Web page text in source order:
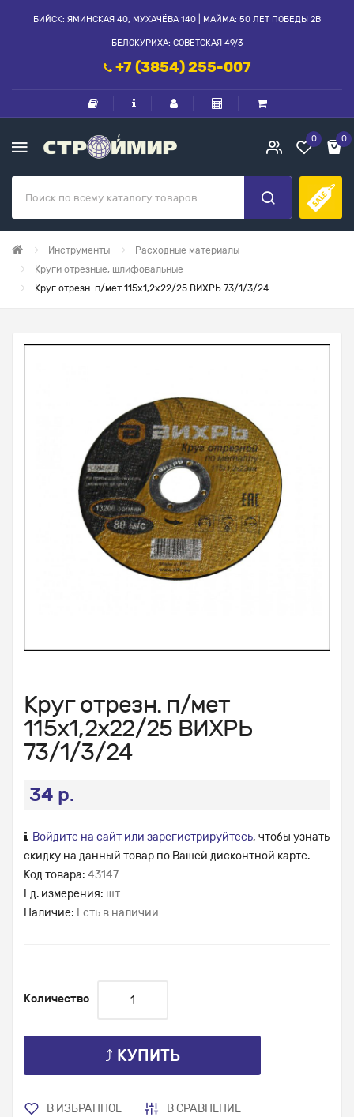
БИЙСК: ЯМИНСКАЯ 40, МУХАЧЁВА 140 | МАЙМА: 50 ЛЕТ ПОБЕДЫ 2В
БЕЛОКУРИХА: СОВЕТСКАЯ 49/3
+7 (3854) 255-007
0 0
Инструменты
Расходные материалы
Круги отрезные, шлифовальные
Круг отрезн. п/мет 115х1,2х22/25 ВИХРЬ 73/1/3/24
Круг отрезн. п/мет
115х1,2х22/25 ВИХРЬ
73/1/3/24
34 р.
Войдите на сайт или зарегистрируйтесь, чтобы узнать
скидку на данный товар по Вашей дисконтной карте.
Код товара: 43147
Ед. измерения: шт
Наличие: Есть в наличии
Количество
⤴ КУПИТЬ
В ИЗБРАННОЕ В СРАВНЕНИЕ